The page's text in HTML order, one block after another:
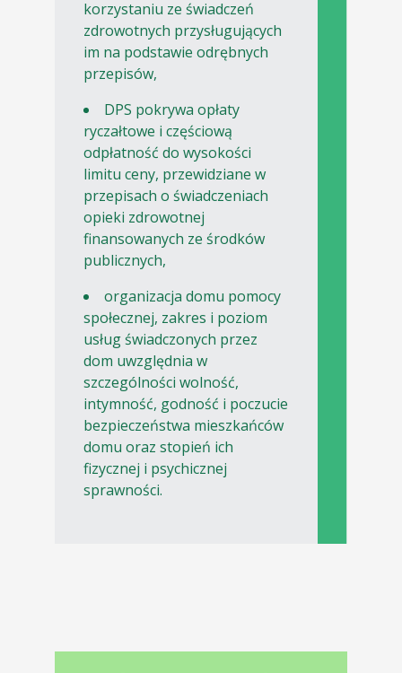
korzystaniu ze świadczeń
zdrowotnych przysługujących
im na podstawie odrębnych
przepisów,
DPS pokrywa opłaty
ryczałtowe i częściową
odpłatność do wysokości
limitu ceny, przewidziane w
przepisach o świadczeniach
opieki zdrowotnej
finansowanych ze środków
publicznych,
organizacja domu pomocy
społecznej, zakres i poziom
usług świadczonych przez
dom uwzględnia w
szczególności wolność,
intymność, godność i poczucie
bezpieczeństwa mieszkańców
domu oraz stopień ich
fizycznej i psychicznej
sprawności.